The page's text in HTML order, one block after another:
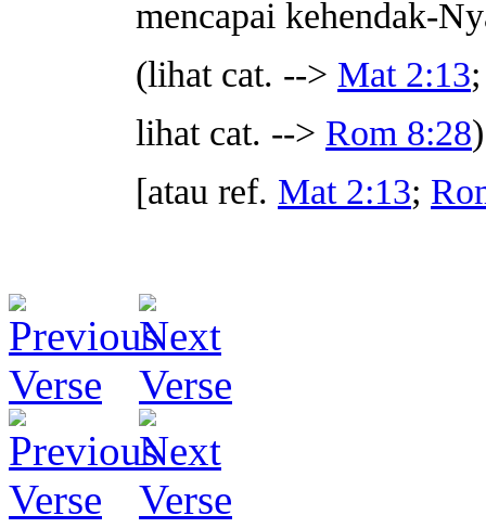
mencapai kehendak-
(lihat cat. --> Mat 2:13;
lihat cat. --> Rom 8:28
[atau ref. Mat 2:13;